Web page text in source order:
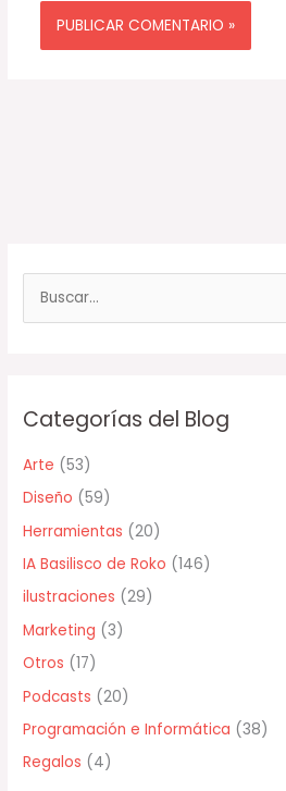
a
o
r
:
Categorías del Blog
Arte (53)
Diseño (59)
Herramientas (20)
IA Basilisco de Roko (146)
ilustraciones (29)
Marketing (3)
Otros (17)
Podcasts (20)
Programación e Informática (38)
Regalos (4)